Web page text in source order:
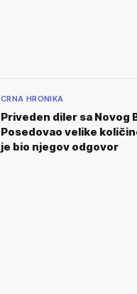
CRNA HRONIKA
Priveden diler sa Novog
Posedovao velike
je bio njegov odgovor